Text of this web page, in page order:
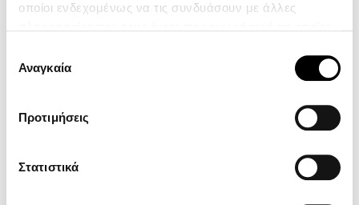
οποίοι ενδεχομένως να τις συνδυάσουν με άλλες
των υπηρεσιών τους.
συγκατάθεσης
Αναγκαία
Προτιμήσεις
Στατιστικά
Πολιτική Απορρήτου
Subscribe